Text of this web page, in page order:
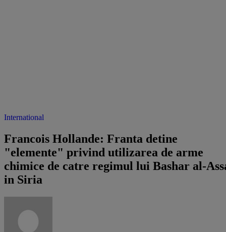
International
Francois Hollande: Franta detine
"elemente" privind utilizarea de arme
chimice de catre regimul lui Bashar al-
in Siria